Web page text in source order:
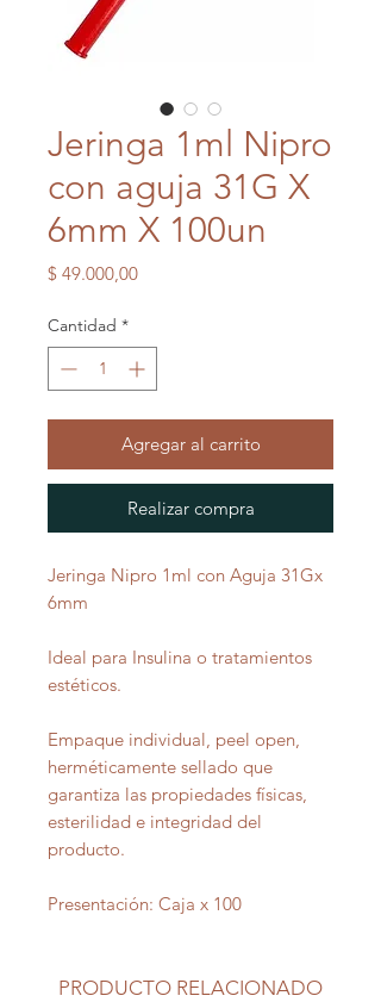
Jeringa 1ml Nipro
con aguja 31G X
6mm X 100un
$ 49.000,00Precio
Cantidad *
Agregar al carrito
Realizar compra
Jeringa Nipro 1ml con Aguja 31Gx
6mm
Ideal para Insulina o tratamientos
estéticos.
Empaque individual, peel open,
herméticamente sellado que
garantiza las propiedades físicas,
esterilidad e integridad del
producto.
Presentación: Caja x 100
PRODUCTO RELACIONADO